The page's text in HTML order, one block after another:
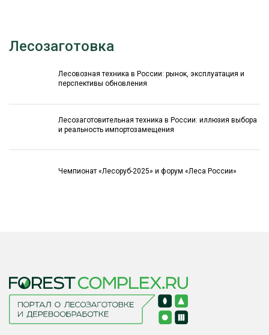
Лесозаготовка
Лесовозная техника в России: рынок, эксплуатация и
перспективы обновления
Лесозаготовительная техника в России: иллюзия выбора
и реальность импортозамещения
Чемпионат «Лесоруб-2025» и форум «Леса России»